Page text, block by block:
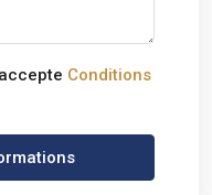
Conditions